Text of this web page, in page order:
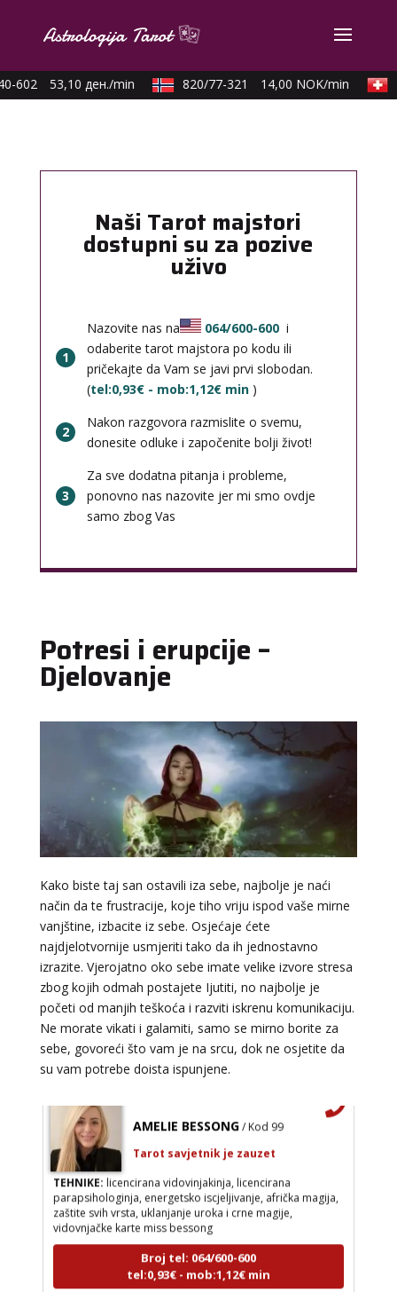
602 53,10 ден./min 820/77-321 14,00 NOK/min
Naši Tarot majstori
dostupni su za pozive
uživo
1
Nazovite nas na 064/600-600 i
odaberite tarot majstora po kodu ili
pričekajte da Vam se javi prvi slobodan.
(tel:0,93€ - mob:1,12€ min )
2
Nakon razgovora razmislite o svemu,
donesite odluke i započenite bolji život!
3
Za sve dodatna pitanja i probleme,
ponovno nas nazovite jer mi smo ovdje
samo zbog Vas
Potresi i erupcije –
Djelovanje
Kako biste taj san ostavili iza sebe, najbolje je naći
način da te frustracije, koje tiho vriju ispod vaše mirne
vanjštine, izbacite iz sebe. Osjećaje ćete
najdjelotvornije usmjeriti tako da ih jednostavno
izrazite. Vjerojatno oko sebe imate velike izvore stresa
zbog kojih odmah postajete Ijutiti, no najbolje je
početi od manjih teškoća i razviti iskrenu komunikaciju.
Ne morate vikati i galamiti, samo se mirno borite za
sebe, govoreći što vam je na srcu, dok ne osjetite da
su vam potrebe doista ispunjene.
ELA
Tarot savjetnik je zauzet
astrologija, tarot, numerološki tarot, visak, feng
shui numerologija, anđeoski brojevi, tumačenje snova,
rune, kristali, reiki, terapija bojama, anđeoske karte,
iscjeljivanje anđeoskim energijama
Broj tel: 064/600-600
tel:0,93€ - mob:1,12€ min
VESNA BURCSA/ Kod 55
Tarot savjetnik je zauzet
TEHNIKE: tarot, psihološki razgovori
Broj tel: 064/600-600
tel:0,93€ - mob:1,12€ min
TEHNIKE:licencirana vidovinjakinja, licencirana
parapsihologinja, energetsko iscjeljivanje, afrička magija,
zaštite svih vrsta, uklanjanje uroka i crne magije,
vidovnjačke karte miss bessong
Broj tel: 064/600-600
tel:0,93€ - mob:1,12€ min